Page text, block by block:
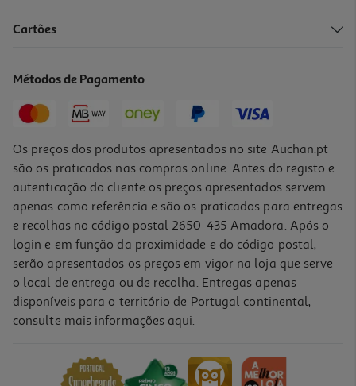
Vinho Tinto Canti Barbera D'asti 0.75l
Cartões
Métodos de Pagamento
Os preços dos produtos apresentados no site Auchan.pt
são os praticados nas compras online. Antes do registo e
autenticação do cliente os preços apresentados servem
apenas como referência e são os praticados para entregas
e recolhas no código postal 2650-435 Amadora. Após o
login e em função da proximidade e do código postal,
serão apresentados os preços em vigor na loja que serve
o local de entrega ou de recolha. Entregas apenas
disponíveis para o território de Portugal continental,
consulte mais informações aqui.